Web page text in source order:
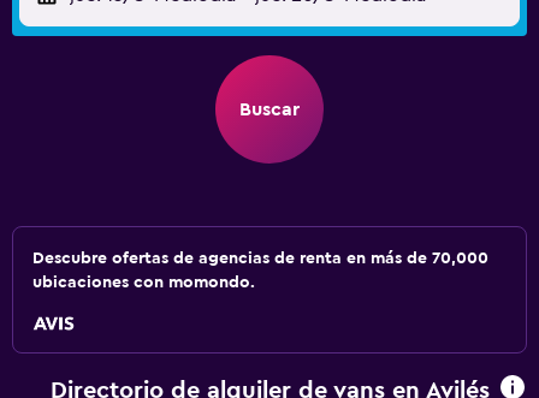
Buscar
Descubre ofertas de agencias de renta en más de 70,000
ubicaciones con momondo.
Directorio de alquiler de vans en Avilés